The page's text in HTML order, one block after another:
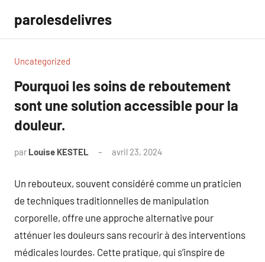
contenu
parolesdelivres
Uncategorized
Pourquoi les soins de reboutement
sont une solution accessible pour la
douleur.
par Louise KESTEL avril 23, 2024
Un rebouteux, souvent considéré comme un praticien
de techniques traditionnelles de manipulation
corporelle, offre une approche alternative pour
atténuer les douleurs sans recourir à des interventions
médicales lourdes. Cette pratique, qui s’inspire de